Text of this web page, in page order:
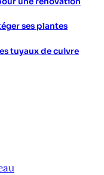
ses plantes
tuyaux de cuivre